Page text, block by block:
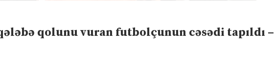
qolunu vuran futbolçunun cəsədi tapıldı –